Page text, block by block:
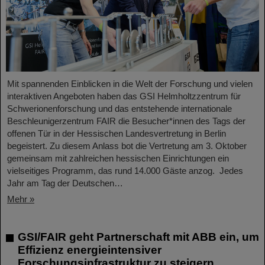
Mit spannenden Einblicken in die Welt der Forschung und vielen
interaktiven Angeboten haben das GSI Helmholtzzentrum für
Schwerionenforschung und das entstehende internationale
Beschleunigerzentrum FAIR die Besucher*innen des Tags der
offenen Tür in der Hessischen Landesvertretung in Berlin
begeistert. Zu diesem Anlass bot die Vertretung am 3. Oktober
gemeinsam mit zahlreichen hessischen Einrichtungen ein
vielseitiges Programm, das rund 14.000 Gäste anzog. Jedes
Jahr am Tag der Deutschen…
Mehr »
GSI/FAIR geht Partnerschaft mit ABB ein, um
Effizienz energieintensiver